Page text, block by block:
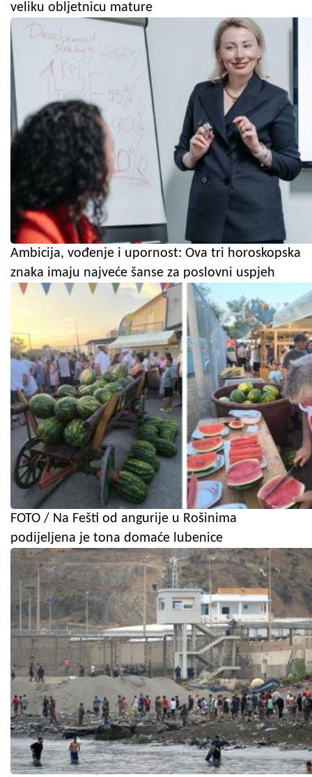
veliku obljetnicu mature
Ambicija, vođenje i upornost: Ova tri horoskopska
znaka imaju najveće šanse za poslovni uspjeh
FOTO / Na Fešti od angurije u Rošinima
podijeljena je tona domaće lubenice